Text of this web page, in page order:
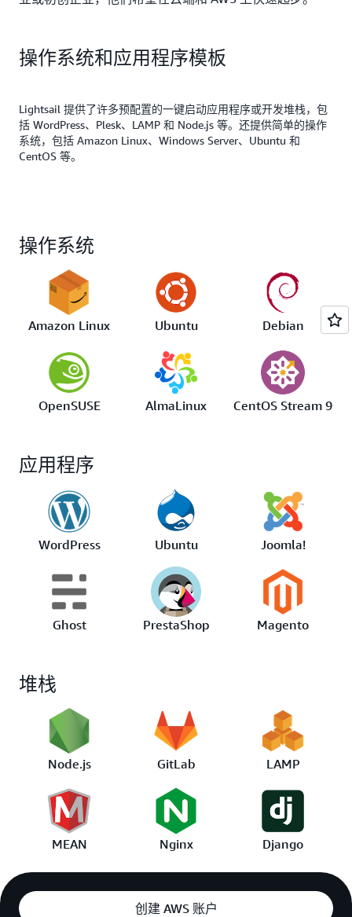
操作系统和应用程序模板
Lightsail 提供了许多预配置的一键启动应用程序或开发堆栈，包
括 WordPress、Plesk、LAMP 和 Node.js 等。还提供简单的操作
系统，包括 Amazon Linux、Windows Server、Ubuntu 和
CentOS 等。
操作系统
Amazon Linux Ubuntu Debian
OpenSUSE AlmaLinux CentOS Stream 9
应用程序
WordPress Ubuntu Joomla!
Ghost PrestaShop Magento
堆栈
Node.js GitLab LAMP
MEAN Nginx Django
创建 AWS 账户